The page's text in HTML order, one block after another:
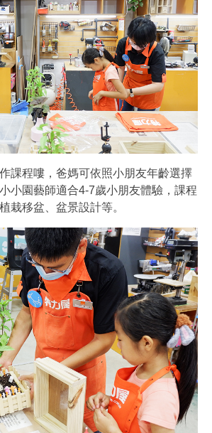
課程嘍，爸媽可依照小朋友年齡選擇
小園藝師適合4-7歲小朋友體驗，課程
栽移盆、盆景設計等。